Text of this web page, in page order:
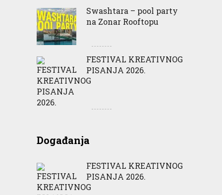
Swashtara – pool party
na Zonar Rooftopu
FESTIVAL KREATIVNOG
PISANJA 2026.
Događanja
FESTIVAL KREATIVNOG
PISANJA 2026.